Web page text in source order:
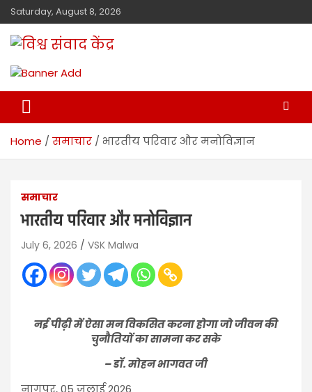
Saturday, August 8, 2026
विश्व संवाद केंद्र
Home समाचार भारतीय परिवार और मनोविज्ञान
समाचार
भारतीय परिवार और मनोविज्ञान
July 6, 2026 VSK Malwa
नई पीढ़ी में ऐसा मन विकसित करना होगा जो जीवन की
चुनौतियों का सामना कर सके
– डॉ. मोहन भागवत जी
नागपुर, 05 जुलाई 2026